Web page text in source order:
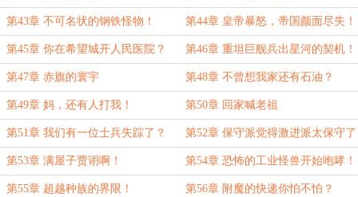
第43章 不可名状的钢铁怪物！ 第44章 皇帝暴怒，帝国颜面尽失！
第45章 你在希望城开人民医院？ 第46章 重坦巨舰兵出星河的契机！
第47章 赤旗的寰宇 第48章 不曾想我家还有石油？
第49章 妈，还有人打我！ 第50章 回家喊老祖
第51章 我们有一位士兵失踪了？ 第52章 保守派觉得激进派太保守了
第53章 满屋子贾诩啊！ 第54章 恐怖的工业怪兽开始咆哮！
第55章 超越种族的界限！ 第56章 附魔的快递你怕不怕？